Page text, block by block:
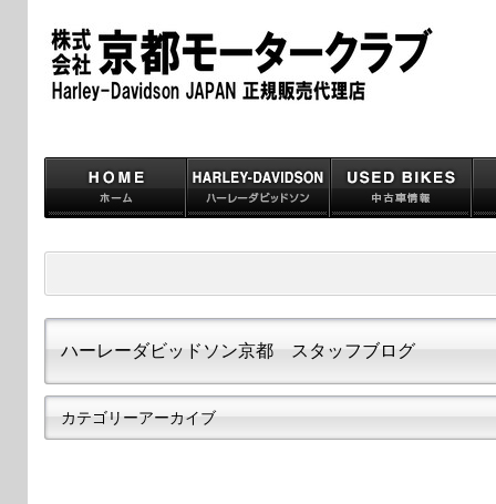
ハーレーダビッドソン京都 スタッフブログ
カテゴリーアーカイブ